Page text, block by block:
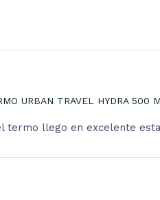
URBAN TRAVEL HYDRA 500
termo llego en excelente